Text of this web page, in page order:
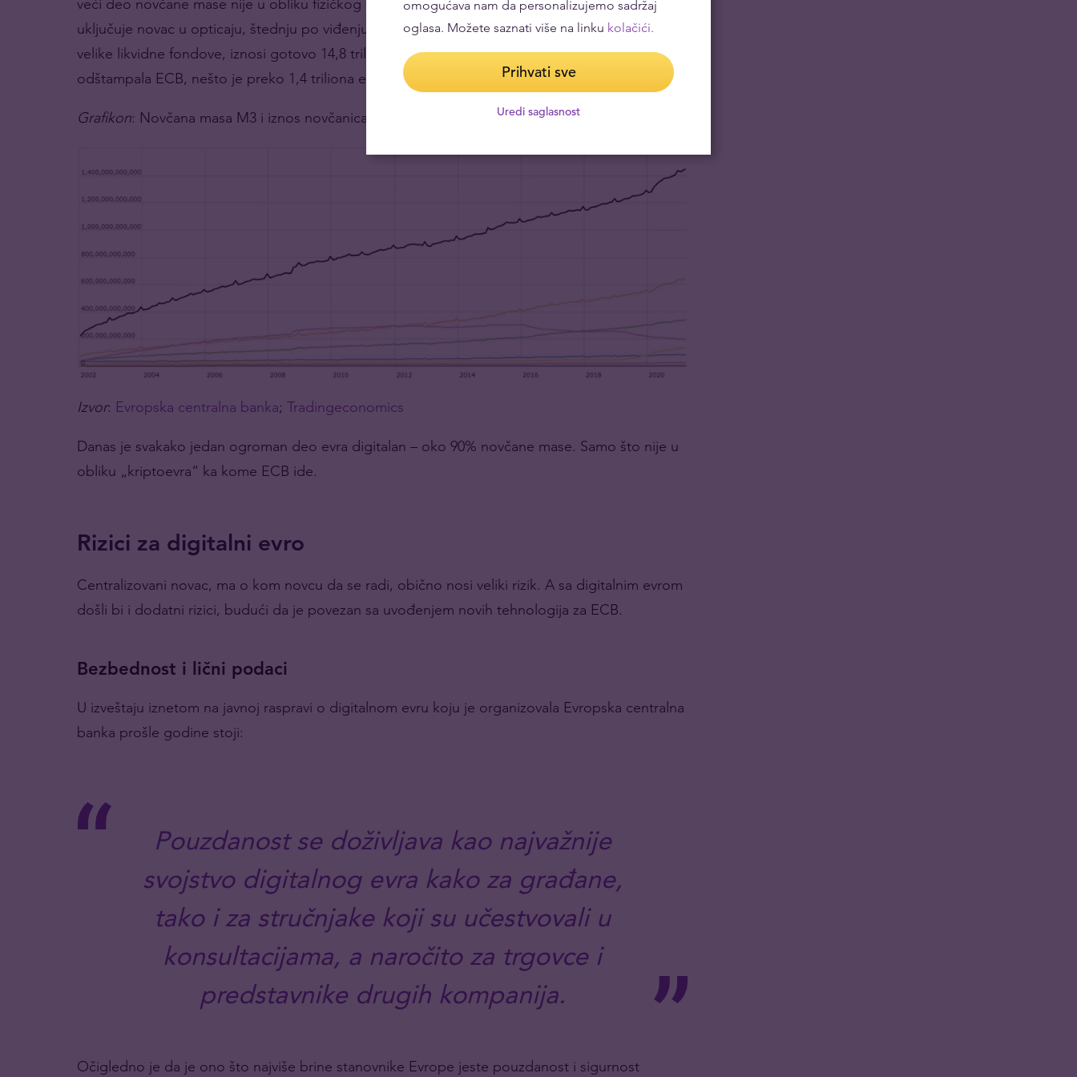
uključuje novac u opticaju, štednju po viđenju i oročenu štednju, kratkoročne repo plasmane i
velike likvidne fondove, iznosi gotovo 14,8 triliona evra. A iznos novčanica i kovanica koje je
odštampala ECB, nešto je preko 1,4 triliona evra.
Grafikon: Novčana masa M3 i iznos novčanica u opticaju
Izvor: Evropska centralna banka; Tradingeconomics
Danas je svakako jedan ogroman deo evra digitalan – oko 90% novčane mase. Samo što nije u
obliku „kriptoevra“ ka kome ECB ide.
Rizici za digitalni evro
Centralizovani novac, ma o kom novcu da se radi, obično nosi veliki rizik. A sa digitalnim evrom
došli bi i dodatni rizici, budući da je povezan sa uvođenjem novih tehnologija za ECB.
Bezbednost i lični podaci
U izveštaju iznetom na javnoj raspravi o digitalnom evru koju je organizovala Evropska centralna
banka prošle godine stoji:
Pouzdanost se doživljava kao najvažnije
svojstvo digitalnog evra kako za građane,
tako i za stručnjake koji su učestvovali u
konsultacijama, a naročito za trgovce i
predstavnike drugih kompanija.
Očigledno je da je ono što najviše brine stanovnike Evrope jeste pouzdanost i sigurnost
omogućava nam da personalizujemo sadržaj
oglasa. Možete saznati više na linku kolačići.
Prihvati sve
Uredi saglasnost